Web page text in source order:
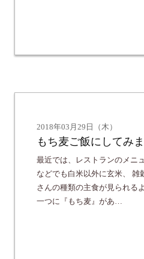
2018年03月29日（木）
もち麦ご飯にしてみ
最近では、レストランのメニ
などでも白米以外に玄米、 雑
さんの種類の主食が見られる
一つに『もち麦』があ…